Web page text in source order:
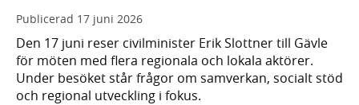
Publicerad 17 juni 2026
Den 17 juni reser civilminister Erik Slottner till Gävle
för möten med flera regionala och lokala aktörer.
Under besöket står frågor om samverkan, socialt stöd
och regional utveckling i fokus.